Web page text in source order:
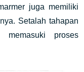
juga memiliki
Setalah tahapan
memasuki proses